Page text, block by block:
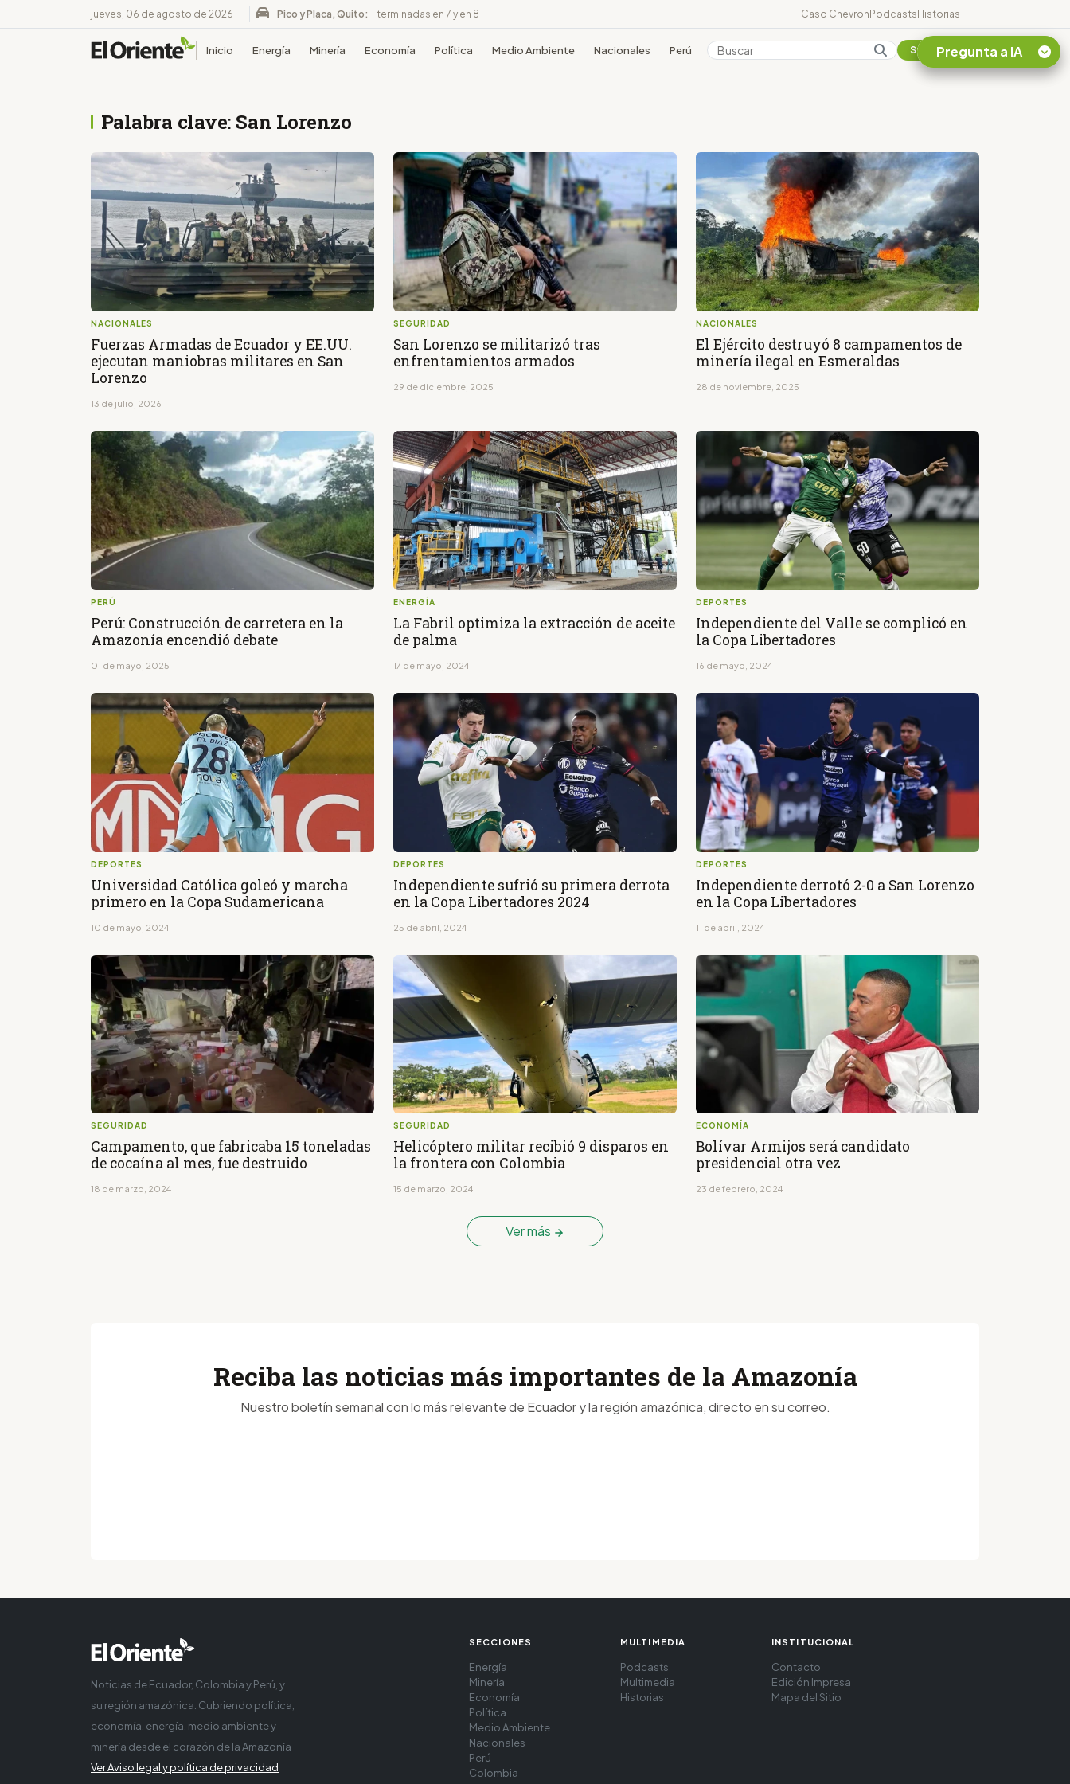
jueves, 06 de agosto de 2026 Pico y Placa, Quito: terminadas en 7 y en 8 Caso ChevronPodcastsHistorias
Inicio Energía Minería Economía Política Medio Ambiente Nacionales Perú Colombia Suscribirse
Palabra clave: San Lorenzo
NACIONALES
Fuerzas Armadas de Ecuador y EE.UU.
ejecutan maniobras militares en San
Lorenzo
13 de julio, 2026
SEGURIDAD
San Lorenzo se militarizó tras
enfrentamientos armados
29 de diciembre, 2025
NACIONALES
El Ejército destruyó 8 campamentos de
minería ilegal en Esmeraldas
28 de noviembre, 2025
PERÚ
Perú: Construcción de carretera en la
Amazonía encendió debate
01 de mayo, 2025
ENERGÍA
La Fabril optimiza la extracción de aceite
de palma
17 de mayo, 2024
DEPORTES
Independiente del Valle se complicó en
la Copa Libertadores
16 de mayo, 2024
DEPORTES
Universidad Católica goleó y marcha
primero en la Copa Sudamericana
10 de mayo, 2024
DEPORTES
Independiente sufrió su primera derrota
en la Copa Libertadores 2024
25 de abril, 2024
DEPORTES
Independiente derrotó 2-0 a San Lorenzo
en la Copa Libertadores
11 de abril, 2024
SEGURIDAD
Campamento, que fabricaba 15 toneladas
de cocaína al mes, fue destruido
18 de marzo, 2024
SEGURIDAD
Helicóptero militar recibió 9 disparos en
la frontera con Colombia
15 de marzo, 2024
ECONOMÍA
Bolívar Armijos será candidato
presidencial otra vez
23 de febrero, 2024
Ver más
Pregunta a IA
Listar destinos
turísticos de la
Amazonia Ecuatoriana
¿En que consiste la
tasa minera que rige en
Ecuador?
Reciba las noticias más importantes de la Amazonía
Nuestro boletín semanal con lo más relevante de Ecuador y la región amazónica, directo en su correo.
Noticias de Ecuador, Colombia y Perú, y
su región amazónica. Cubriendo política,
economía, energía, medio ambiente y
minería desde el corazón de la Amazonía
Ver Aviso legal y política de privacidad
SECCIONES
Energía
Minería
Economía
Política
Medio Ambiente
Nacionales
Perú
Colombia
MULTIMEDIA
Podcasts
Multimedia
Historias
INSTITUCIONAL
Contacto
Edición Impresa
Mapa del Sitio